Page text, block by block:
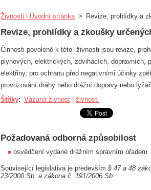
Živnosti | Úvodní stránka > Revize, prohlídky a
Revize, prohlídky a zkoušky
Činnosti povolené k této živnosti jsou revize,
plynových, elektrických, zdvihacích, dopravních,
elektřiny, pro ochranu před negativními účinky
provozování dráhy nebo drážní dopravy nebo
Štítky: Vázaná živnost živnosti
Požadovaná odborná způsobilost
osvědčení vydané drážním správním úřadem
Související legislativa je především § 47 a 48
23/2000 Sb. a zákona č. 191/2006 Sb.